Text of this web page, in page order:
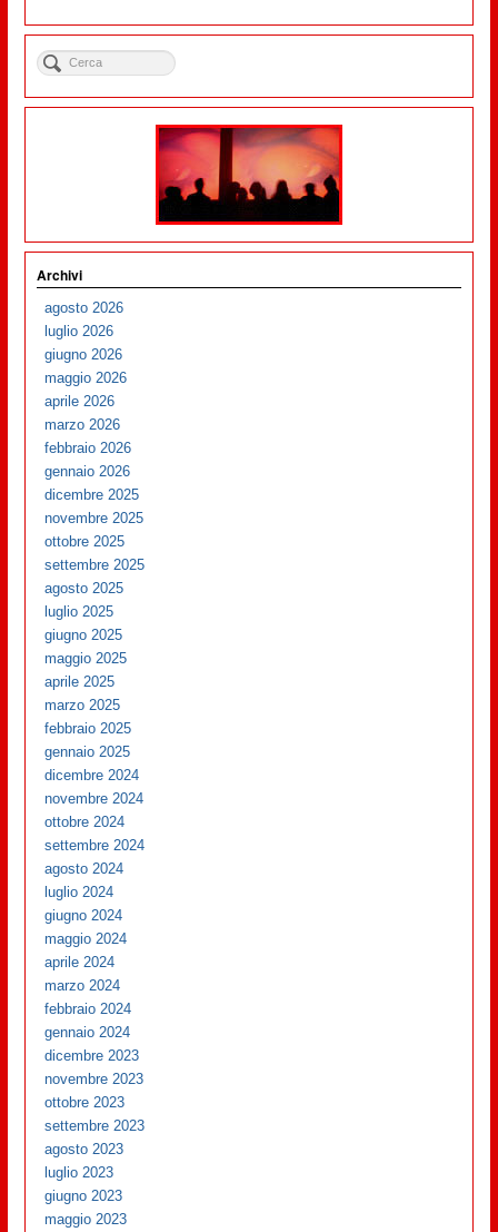
Archivi
agosto 2026
luglio 2026
giugno 2026
maggio 2026
aprile 2026
marzo 2026
febbraio 2026
gennaio 2026
dicembre 2025
novembre 2025
ottobre 2025
settembre 2025
agosto 2025
luglio 2025
giugno 2025
maggio 2025
aprile 2025
marzo 2025
febbraio 2025
gennaio 2025
dicembre 2024
novembre 2024
ottobre 2024
settembre 2024
agosto 2024
luglio 2024
giugno 2024
maggio 2024
aprile 2024
marzo 2024
febbraio 2024
gennaio 2024
dicembre 2023
novembre 2023
ottobre 2023
settembre 2023
agosto 2023
luglio 2023
giugno 2023
maggio 2023